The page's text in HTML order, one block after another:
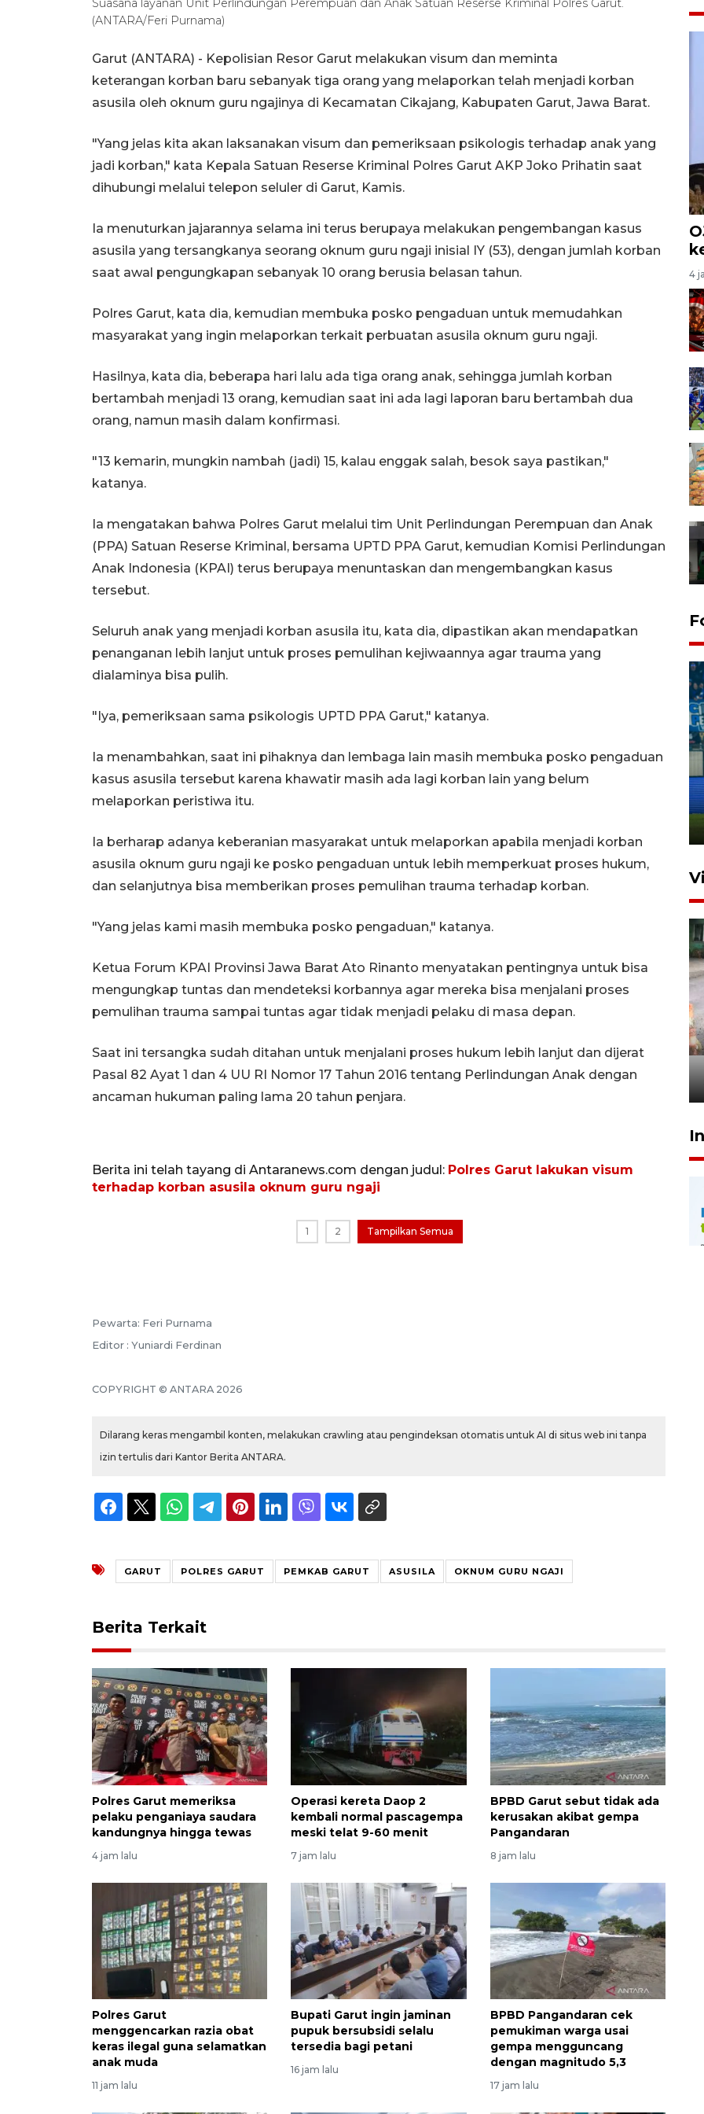
Suasana layanan Unit Perlindungan Perempuan dan Anak Satuan Reserse Kriminal Polres Garut.
(ANTARA/Feri Purnama)
Garut (ANTARA) - Kepolisian Resor Garut melakukan visum dan meminta
keterangan korban baru sebanyak tiga orang yang melaporkan telah menjadi korban
asusila oleh oknum guru ngajinya di Kecamatan Cikajang, Kabupaten Garut, Jawa Barat.
"Yang jelas kita akan laksanakan visum dan pemeriksaan psikologis terhadap anak yang
jadi korban," kata Kepala Satuan Reserse Kriminal Polres Garut AKP Joko Prihatin saat
dihubungi melalui telepon seluler di Garut, Kamis.
Ia menuturkan jajarannya selama ini terus berupaya melakukan pengembangan kasus
asusila yang tersangkanya seorang oknum guru ngaji inisial IY (53), dengan jumlah korban
saat awal pengungkapan sebanyak 10 orang berusia belasan tahun.
Polres Garut, kata dia, kemudian membuka posko pengaduan untuk memudahkan
masyarakat yang ingin melaporkan terkait perbuatan asusila oknum guru ngaji.
Hasilnya, kata dia, beberapa hari lalu ada tiga orang anak, sehingga jumlah korban
bertambah menjadi 13 orang, kemudian saat ini ada lagi laporan baru bertambah dua
orang, namun masih dalam konfirmasi.
"13 kemarin, mungkin nambah (jadi) 15, kalau enggak salah, besok saya pastikan,"
katanya.
Ia mengatakan bahwa Polres Garut melalui tim Unit Perlindungan Perempuan dan Anak
(PPA) Satuan Reserse Kriminal, bersama UPTD PPA Garut, kemudian Komisi Perlindungan
Anak Indonesia (KPAI) terus berupaya menuntaskan dan mengembangkan kasus
tersebut.
Seluruh anak yang menjadi korban asusila itu, kata dia, dipastikan akan mendapatkan
penanganan lebih lanjut untuk proses pemulihan kejiwaannya agar trauma yang
dialaminya bisa pulih.
"Iya, pemeriksaan sama psikologis UPTD PPA Garut," katanya.
Ia menambahkan, saat ini pihaknya dan lembaga lain masih membuka posko pengaduan
kasus asusila tersebut karena khawatir masih ada lagi korban lain yang belum
melaporkan peristiwa itu.
Ia berharap adanya keberanian masyarakat untuk melaporkan apabila menjadi korban
asusila oknum guru ngaji ke posko pengaduan untuk lebih memperkuat proses hukum,
dan selanjutnya bisa memberikan proses pemulihan trauma terhadap korban.
"Yang jelas kami masih membuka posko pengaduan," katanya.
Ketua Forum KPAI Provinsi Jawa Barat Ato Rinanto menyatakan pentingnya untuk bisa
mengungkap tuntas dan mendeteksi korbannya agar mereka bisa menjalani proses
pemulihan trauma sampai tuntas agar tidak menjadi pelaku di masa depan.
Saat ini tersangka sudah ditahan untuk menjalani proses hukum lebih lanjut dan dijerat
Pasal 82 Ayat 1 dan 4 UU RI Nomor 17 Tahun 2016 tentang Perlindungan Anak dengan
ancaman hukuman paling lama 20 tahun penjara.
Berita ini telah tayang di Antaranews.com dengan judul: Polres Garut lakukan visum
terhadap korban asusila oknum guru ngaji
1 2 Tampilkan Semua
Pewarta: Feri Purnama
Editor : Yuniardi Ferdinan
COPYRIGHT © ANTARA 2026
Dilarang keras mengambil konten, melakukan crawling atau pengindeksan otomatis untuk AI di situs web ini tanpa
izin tertulis dari Kantor Berita ANTARA.
GARUT POLRES GARUT PEMKAB GARUT ASUSILA OKNUM GURU NGAJI
Berita Terkait
Polres Garut memeriksa
pelaku penganiaya saudara
kandungnya hingga tewas
4 jam lalu
Operasi kereta Daop 2
kembali normal pascagempa
meski telat 9-60 menit
7 jam lalu
BPBD Garut sebut tidak ada
kerusakan akibat gempa
Pangandaran
8 jam lalu
Polres Garut
menggencarkan razia obat
keras ilegal guna selamatkan
anak muda
11 jam lalu
Bupati Garut ingin jaminan
pupuk bersubsidi selalu
tersedia bagi petani
16 jam lalu
BPBD Pangandaran cek
pemukiman warga usai
gempa mengguncang
dengan magnitudo 5,3
17 jam lalu
4
Penutupan latihan bela negara
dan manajerial SPPI di
tetap kewenangan aparat
penegak hukum
29 Juli 2026 00:31